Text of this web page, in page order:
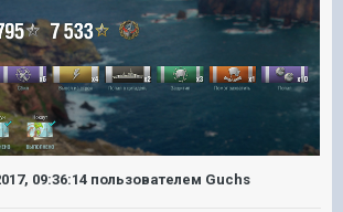
09:36:14 пользователем Guchs